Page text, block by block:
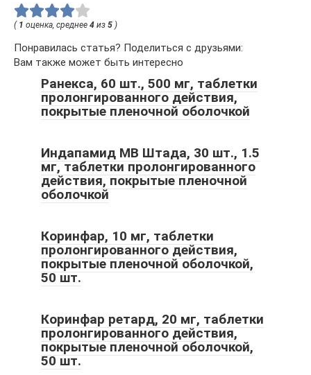
( 1 оценка, среднее 4 из 5 )
Понравилась статья? Поделиться с друзьями:
Вам также может быть интересно
Ранекса, 60 шт., 500 мг, таблетки
пролонгированного действия,
покрытые пленочной оболочкой
Индапамид МВ Штада, 30 шт., 1.5
мг, таблетки пролонгированного
действия, покрытые пленочной
оболочкой
Коринфар, 10 мг, таблетки
пролонгированного действия,
покрытые пленочной оболочкой,
50 шт.
Коринфар ретард, 20 мг, таблетки
пролонгированного действия,
покрытые пленочной оболочкой,
50 шт.